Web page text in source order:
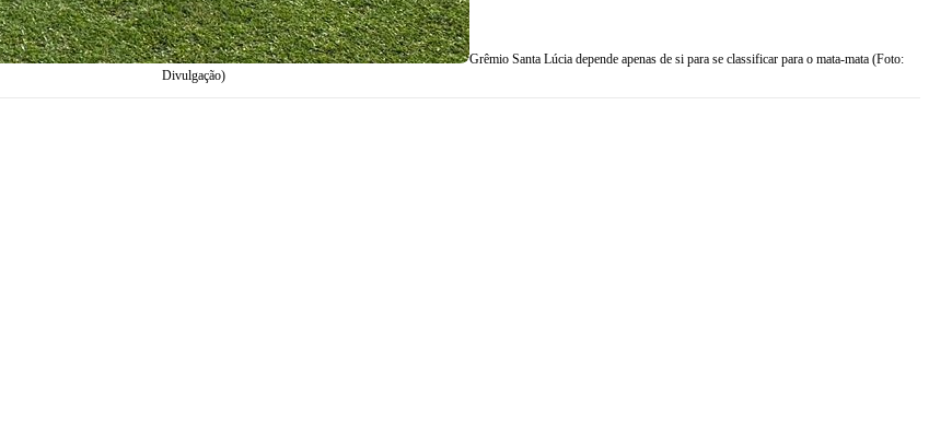
Grêmio Santa Lúcia depende apenas de si para se classificar para o mata-mata (Foto:
Divulgação)